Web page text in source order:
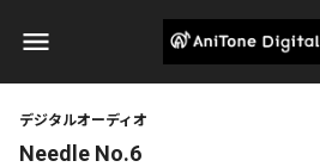
デジタルオーディオ
Needle No.6